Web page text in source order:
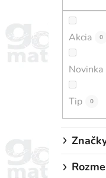
Akcia 0
Novinka
Tip 0